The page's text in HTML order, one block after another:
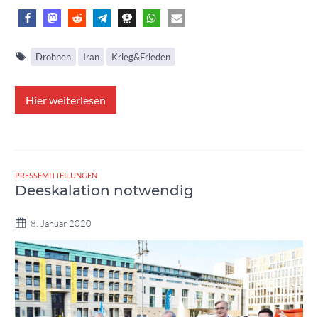
Drohnen Iran Krieg&Frieden
Hier weiterlesen
PRESSEMITTEILUNGEN
Deeskalation notwendig
8. Januar 2020